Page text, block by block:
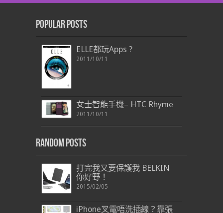
Popular Posts
ELLE都玩Apps ?
2011/10/11
女士智能手機– HTC Rhyme
2011/10/11
Random Posts
打完我又要保護我 BELKIN
你好野！
2015/02/05
iPhone叉電唔洗插線？靠張